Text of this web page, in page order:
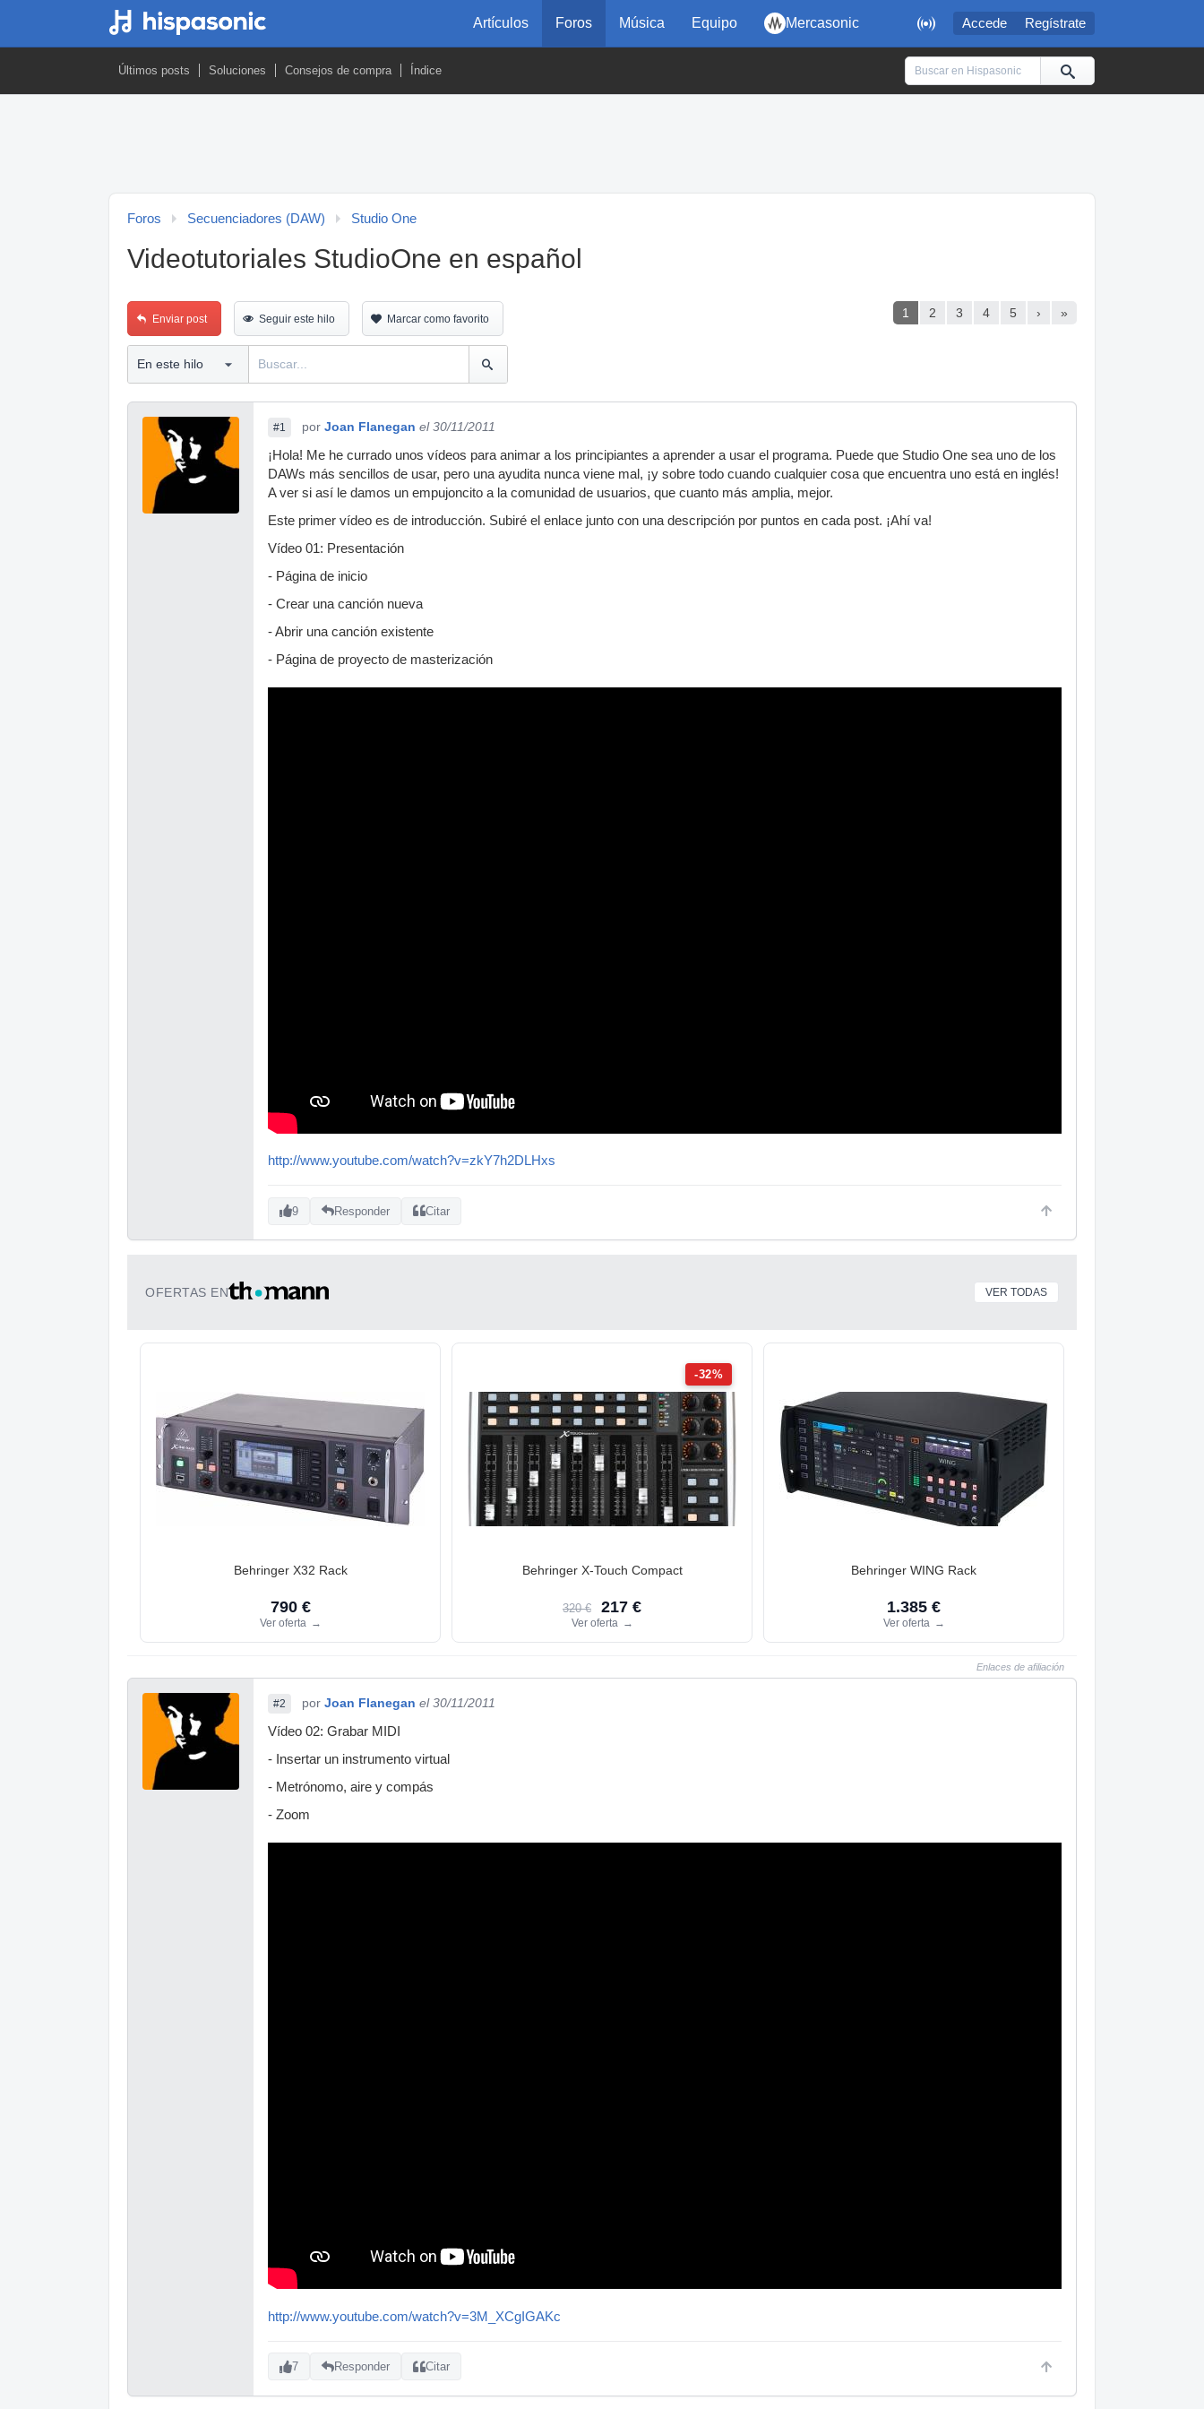
 Accede Regístrate
Artículos Foros Música Equipo Mercasonic
Últimos posts Soluciones Consejos de compra Índice
Foros Secuenciadores (DAW) Studio One
Videotutoriales StudioOne en español
1 2 3 4 5 › »
Enviar post Seguir este hilo Marcar como favorito
#1 por Joan Flanegan el 30/11/2011
¡Hola! Me he currado unos vídeos para animar a los principiantes a aprender a usar el programa. Puede que Studio One sea uno de los
DAWs más sencillos de usar, pero una ayudita nunca viene mal, ¡y sobre todo cuando cualquier cosa que encuentra uno está en inglés!
A ver si así le damos un empujoncito a la comunidad de usuarios, que cuanto más amplia, mejor.
Este primer vídeo es de introducción. Subiré el enlace junto con una descripción por puntos en cada post. ¡Ahí va!
Vídeo 01: Presentación
- Página de inicio
- Crear una canción nueva
- Abrir una canción existente
- Página de proyecto de masterización
http://www.youtube.com/watch?v=zkY7h2DLHxs
9 Responder Citar
OFERTAS EN VER TODAS
Behringer X32 Rack
790 €
Ver oferta →
-32%
Behringer X-Touch Compact
320 € 217 €
Ver oferta →
Behringer WING Rack
1.385 €
Ver oferta →
Enlaces de afiliación
#2 por Joan Flanegan el 30/11/2011
Vídeo 02: Grabar MIDI
- Insertar un instrumento virtual
- Metrónomo, aire y compás
- Zoom
http://www.youtube.com/watch?v=3M_XCgIGAKc
7 Responder Citar